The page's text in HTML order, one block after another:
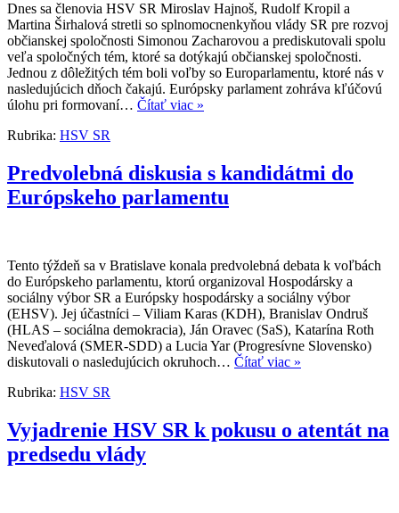
Dnes sa členovia HSV SR Miroslav Hajnoš, Rudolf Kropil a
Martina Širhalová stretli so splnomocnenkyňou vlády SR pre rozvoj
občianskej spoločnosti Simonou Zacharovou a prediskutovali spolu
veľa spoločných tém, ktoré sa dotýkajú občianskej spoločnosti.
Jednou z dôležitých tém boli voľby so Europarlamentu, ktoré nás v
nasledujúcich dňoch čakajú. Európsky parlament zohráva kľúčovú
úlohu pri formovaní… Čítať viac »
Rubrika: HSV SR
Predvolebná diskusia s kandidátmi do
Európskeho parlamentu
Tento týždeň sa v Bratislave konala predvolebná debata k voľbách
do Európskeho parlamentu, ktorú organizoval Hospodársky a
sociálny výbor SR a Európsky hospodársky a sociálny výbor
(EHSV). Jej účastníci – Viliam Karas (KDH), Branislav Ondruš
(HLAS – sociálna demokracia), Ján Oravec (SaS), Katarína Roth
Neveďalová (SMER-SDD) a Lucia Yar (Progresívne Slovensko)
diskutovali o nasledujúcich okruhoch… Čítať viac »
Rubrika: HSV SR
Vyjadrenie HSV SR k pokusu o atentát na
predsedu vlády